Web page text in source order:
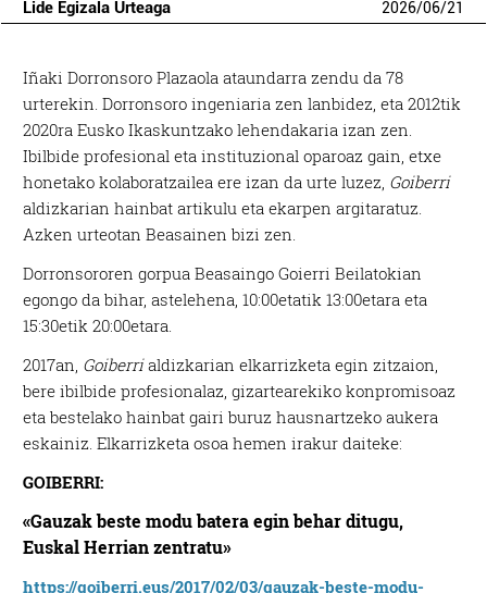
Lide Egizala Urteaga 2026/06/21
Iñaki Dorronsoro Plazaola ataundarra zendu da 78
urterekin. Dorronsoro ingeniaria zen lanbidez, eta 2012tik
2020ra Eusko Ikaskuntzako lehendakaria izan zen.
Ibilbide profesional eta instituzional oparoaz gain, etxe
honetako kolaboratzailea ere izan da urte luzez, Goiberri
aldizkarian hainbat artikulu eta ekarpen argitaratuz.
Azken urteotan Beasainen bizi zen.
Dorronsororen gorpua Beasaingo Goierri Beilatokian
egongo da bihar, astelehena, 10:00etatik 13:00etara eta
15:30etik 20:00etara.
2017an, Goiberrialdizkarian elkarrizketa egin zitzaion,
bere ibilbide profesionalaz, gizartearekiko konpromisoaz
eta bestelako hainbat gairi buruz hausnartzeko aukera
eskainiz. Elkarrizketa osoa hemen irakur daiteke:
GOIBERRI:
«Gauzak beste modu batera egin behar ditugu,
Euskal Herrian zentratu»
https://goiberri.eus/2017/02/03/gauzak-beste-modu-